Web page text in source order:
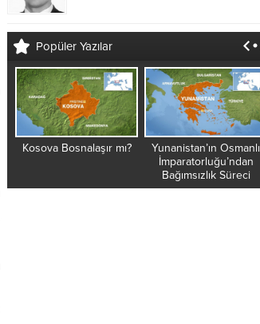
Popüler Yazılar
Kosova Bosnalaşır mı?
Yunanistan’ın Osmanlı
İmparatorluğu’ndan
Bağımsızlık Süreci